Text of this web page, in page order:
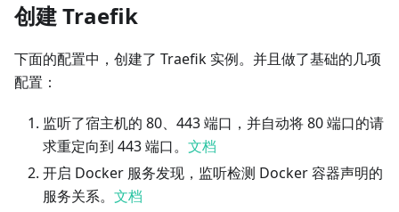
创建 Traefik
下面的配置中，创建了 Traefik 实例。并且做了基础的几项
配置：
监听了宿主机的 80、443 端口，并自动将 80 端口的请
求重定向到 443 端口。 文档
开启 Docker 服务发现，监听检测 Docker 容器声明的
服务关系。 文档